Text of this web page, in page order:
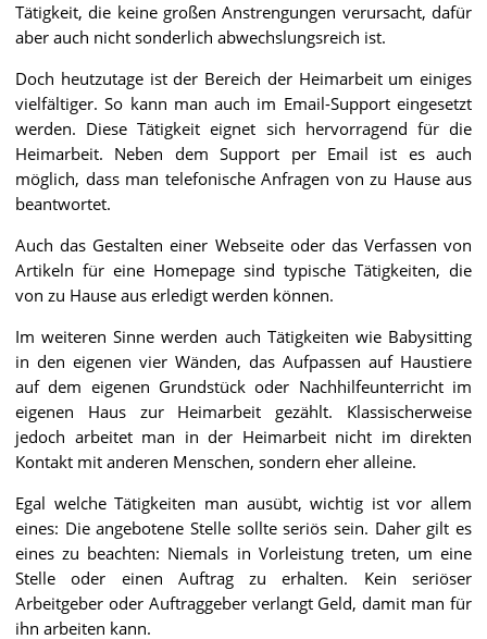
Tätigkeit, die keine großen Anstrengungen verursacht, dafür
aber auch nicht sonderlich abwechslungsreich ist.
Doch heutzutage ist der Bereich der Heimarbeit um einiges
vielfältiger. So kann man auch im Email-Support eingesetzt
werden. Diese Tätigkeit eignet sich hervorragend für die
Heimarbeit. Neben dem Support per Email ist es auch
möglich, dass man telefonische Anfragen von zu Hause aus
beantwortet.
Auch das Gestalten einer Webseite oder das Verfassen von
Artikeln für eine Homepage sind typische Tätigkeiten, die
von zu Hause aus erledigt werden können.
Im weiteren Sinne werden auch Tätigkeiten wie Babysitting
in den eigenen vier Wänden, das Aufpassen auf Haustiere
auf dem eigenen Grundstück oder Nachhilfeunterricht im
eigenen Haus zur Heimarbeit gezählt. Klassischerweise
jedoch arbeitet man in der Heimarbeit nicht im direkten
Kontakt mit anderen Menschen, sondern eher alleine.
Egal welche Tätigkeiten man ausübt, wichtig ist vor allem
eines: Die angebotene Stelle sollte seriös sein. Daher gilt es
eines zu beachten: Niemals in Vorleistung treten, um eine
Stelle oder einen Auftrag zu erhalten. Kein seriöser
Arbeitgeber oder Auftraggeber verlangt Geld, damit man für
ihn arbeiten kann.